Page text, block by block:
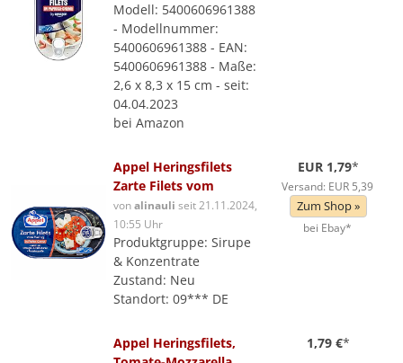
Modell: 5400606961388
- Modellnummer:
5400606961388 - EAN:
5400606961388 - Maße:
2,6 x 8,3 x 15 cm - seit:
04.04.2023
bei Amazon
Appel Heringsfilets
Zarte Filets vom
vonalinauli seit 21.11.2024,
10:55 Uhr
Produktgruppe: Sirupe
& Konzentrate
Zustand: Neu
Standort: 09*** DE
EUR 1,79*
Versand: EUR 5,39
Zum Shop »
bei Ebay*
Appel Heringsfilets,
1,79 €*